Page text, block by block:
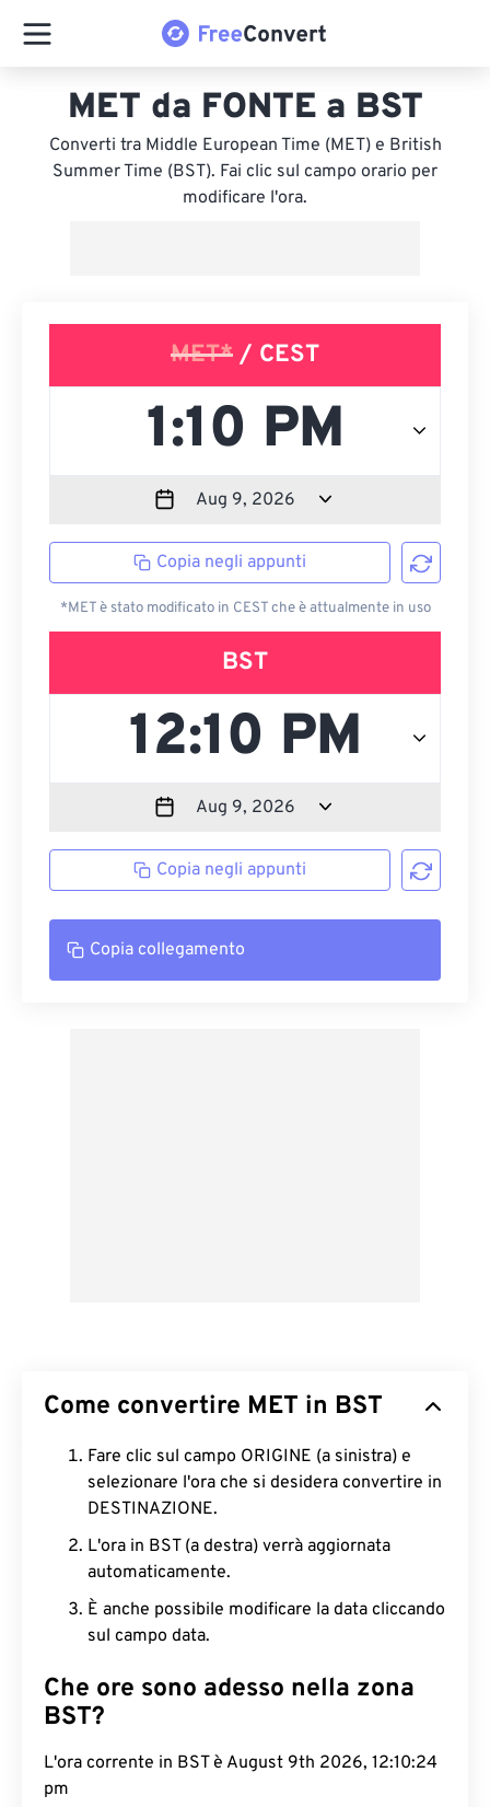
MET da FONTE a BST
Converti tra Middle European Time (MET) e British
Summer Time (BST). Fai clic sul campo orario per
modificare l'ora.
MET* / CEST
Copia negli appunti
*MET è stato modificato in CEST che è attualmente in uso
BST
Copia negli appunti
Copia collegamento
Come convertire MET in BST
Fare clic sul campo ORIGINE (a sinistra) e
selezionare l'ora che si desidera convertire in
DESTINAZIONE.
L'ora in BST (a destra) verrà aggiornata
automaticamente.
È anche possibile modificare la data cliccando
sul campo data.
Che ore sono adesso nella zona
BST?
L'ora corrente in BST è August 9th 2026, 12:10:25
pm